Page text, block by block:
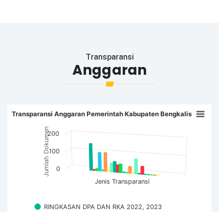
Transparansi
Anggaran
Jumlah Dokumen
Transparansi Anggaran Pemerintah Kabupaten Bengkalis
RINGKASAN DPA DAN RKA 2022, 2023
Jenis Transparansi
0
100
200